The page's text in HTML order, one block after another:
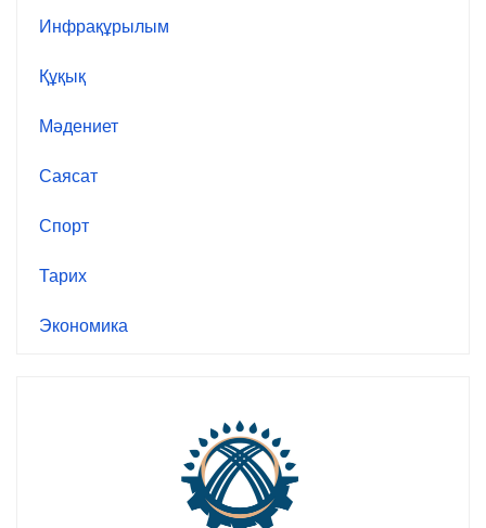
Инфрақұрылым
Құқық
Мәдениет
Саясат
Спорт
Тарих
Экономика